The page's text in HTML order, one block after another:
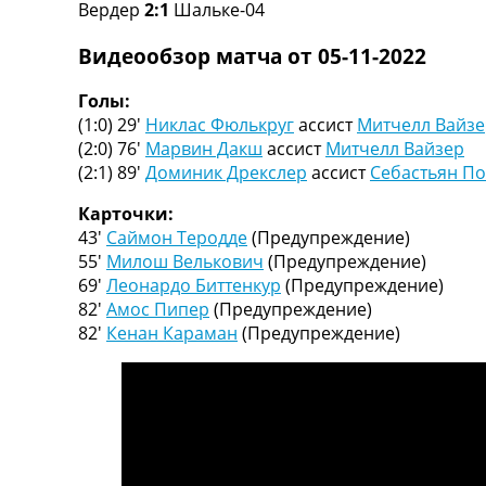
Турниры
Чемпионат Мира
Украина. Премьер-Лига
Лига Чемпионов
Англия. Премьер Лига
Испания. Ла Лига
Другие Турниры >>>
Таблицы
Таблицы групп Чемпионата Мира
Украина. Премьер-Лига
Украина. Первая Лига
Лига Чемпионов. Таблицы групп
Англия. Премьер-Лига
Испания. Ла Лига
Вердер 2:1 Шальке-04
Видеообзор матча от 05-11-2022
Голы:
(1:0) 29′ Никлас ФюлькругассистМитчелл
(2:0) 76′ Марвин Дакш ассистМитчелл Вайзер
(2:1) 89′ Доминик Дрекслер ассистСебастьян
Карточки:
43′ Саймон Теродде(Предупреждение)
55′ Милош Велькович (Предупреждение)
69′ Леонардо Биттенкур (Предупреждение)
82′ Амос Пипер (Предупреждение)
82′ Кенан Караман (Предупреждение)